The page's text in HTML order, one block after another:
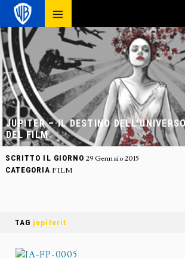
JUPITER – IL DESTINO
DEL FILM
SCRITTO IL GIORNO 29 Gennaio 2015
CATEGORIA FILM
TAG jupiterit